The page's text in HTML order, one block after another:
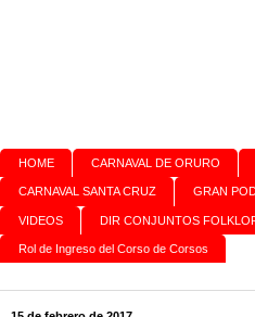
HOME CARNAVAL DE ORURO
CARNAVAL SANTA CRUZ GRAN
VIDEOS DIR CONJUNTOS
Rol de Ingreso del Corso de Corsos